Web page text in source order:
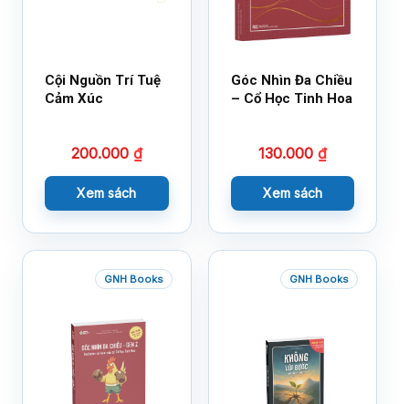
Cội Nguồn Trí Tuệ
Cảm Xúc
200.000 ₫
Xem sách
Góc Nhìn Đa Chiều
– Cổ Học Tinh Hoa
130.000 ₫
Xem sách
GNH Books GNH Books